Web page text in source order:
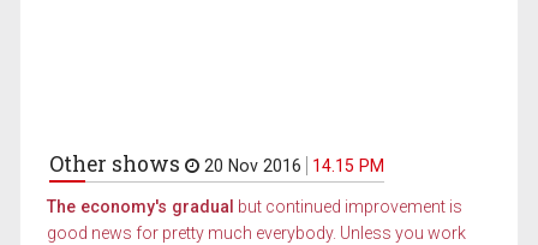
Other shows 20 Nov 2016 14.15 PM
The economy's gradual but continued improvement is
good news for pretty much everybody. Unless you work